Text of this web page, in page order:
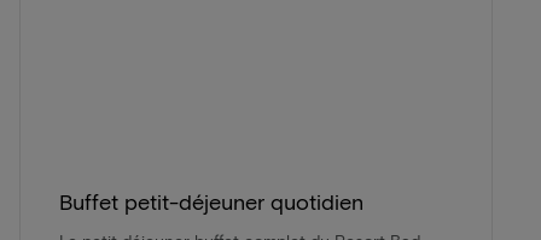
Buffet petit-déjeuner quotidien